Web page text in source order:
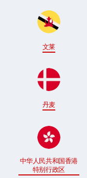
文莱
丹麦
中华人民共和国香港
特别行政区